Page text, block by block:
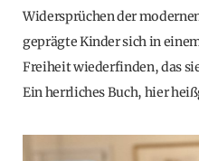
Widersprüchen der
geprägte Kinder sich in
Freiheit wiederfinden, das
Ein herrliches Buch, hier